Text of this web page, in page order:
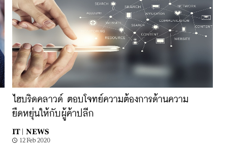
ไฮบริดคลาวด์ ตอบโจทย์ความต้องการด้านความ
ยืดหยุ่นให้กับผู้ค้าปลีก
IT | NEWS
12 Feb 2020